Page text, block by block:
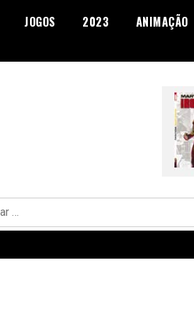
JOGOS 2023 ANIMAÇÃO